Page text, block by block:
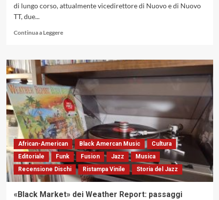
di lungo corso, attualmente vicedirettore di Nuovo e di Nuovo
TT, due...
Continua a LeggereLeggi
su
Intervista
Ivo
Franchi.
«La
musica
più
completa
e
libera
che
ci
sia»
African-American Black Amercan Music
Cultura
Editoriale
Funk Fusion Jazz
Musica
Recensione Dischi
Ristampa Vinile Storia del Jazz
«Black Market» dei Weather Report: passaggi